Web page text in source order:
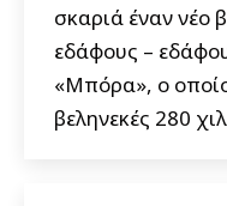
σκαριά έναν νέο
εδάφους –
«Μπόρα», ο
βεληνεκές 280